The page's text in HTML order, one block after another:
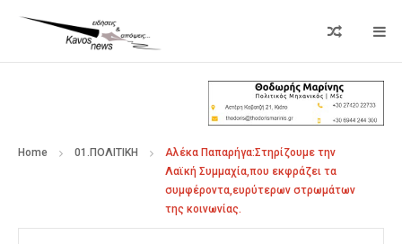
Home 01.ΠΟΛΙΤΙΚΗ
Αλέκα Παπαρήγα:Στηρίζουμε την
Λαϊκή Συμμαχία,που εκφράζει τα
συμφέροντα,ευρύτερων στρωμάτων
της κοινωνίας.